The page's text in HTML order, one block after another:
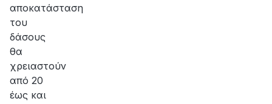
αποκατάσταση
του
δάσους
θα
χρειαστούν
από 20
έως και